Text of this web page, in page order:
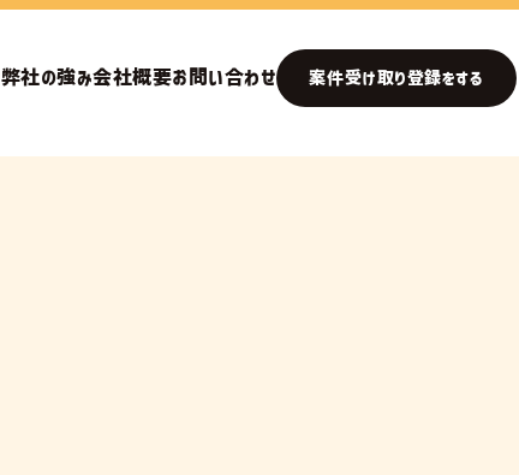
弊社の強み会社概要お問い合わせ 案件受け取り登録をする